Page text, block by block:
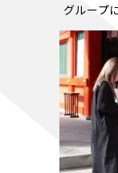
グループ